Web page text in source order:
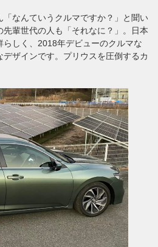
なんていうクルマですか？」と聞い
輩世代の人も「それなに？」。日本
しく、2018年デビューのクルマな
ザインです。プリウスを圧倒するカ